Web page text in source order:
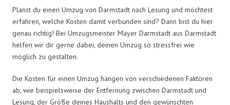
Planst du einen Umzug von Darmstadt nach Lesung und möchtest
erfahren, welche Kosten damit verbunden sind? Dann bist du hier
genau richtig! Bei Umzugsmeister Mayer Darmstadt aus Darmstadt
helfen wir dir gerne dabei, deinen Umzug so stressfrei wie
möglich zu gestalten.
Die Kosten für einen Umzug hängen von verschiedenen Faktoren
ab, wie beispielsweise der Entfernung zwischen Darmstadt und
Lesung, der Größe deines Haushalts und den gewünschten